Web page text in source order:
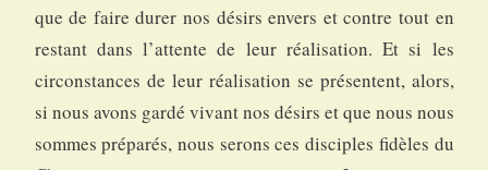
que de faire durer nos désirs envers et contre tout en
restant dans l’attente de leur réalisation. Et si les
circonstances de leur réalisation se présentent, alors,
si nous avons gardé vivant nos désirs et que nous nous
sommes préparés, nous serons ces disciples fidèles du